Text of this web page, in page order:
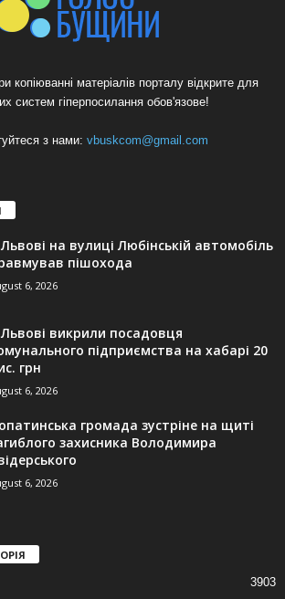
копіюванні матеріалів порталу відкрите для
систем гіперпосилання обов'язове!
з нами: vbuskcom@gmail.com
на вулиці Любінській автомобіль
пішохода
6, 2026
викрили посадовця
підприємства на хабарі 20
грн
6, 2026
громада зустріне на щиті
захисника Володимира
6, 2026
3903